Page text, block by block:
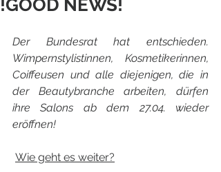
!GOOD NEWS!
Der Bundesrat hat entschieden.
Wimpernstylistinnen, Kosmetikerinnen,
Coiffeusen und alle diejenigen, die in
der Beautybranche arbeiten, dürfen
ihre Salons ab dem 27.04. wieder
eröffnen!
Wie geht es weiter?